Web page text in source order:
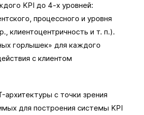
KPI до 4-х уровней:
процессного и уровня
клиентоцентричность и т. п.).
горлышек» для каждого
с клиентом
архитектуры с точки зрения
для построения системы KPI